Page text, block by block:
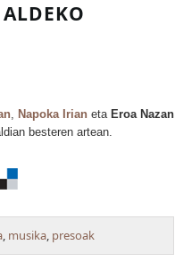
, Napoka Irian eta Eroa Nazan
besteren artean.
, musika, presoak